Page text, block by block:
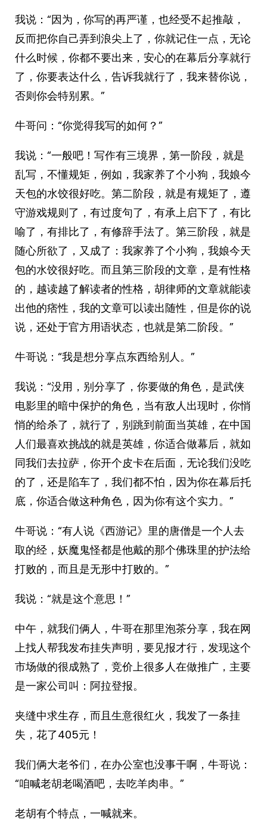
我说：“因为，你写的再严谨，也经受不起推敲，
反而把你自己弄到浪尖上了，你就记住一点，无论
什么时候，你都不要出来，安心的在幕后分享就行
了，你要表达什么，告诉我就行了，我来替你说，
否则你会特别累。”
牛哥问：“你觉得我写的如何？”
我说：“一般吧！写作有三境界，第一阶段，就是
乱写，不懂规矩，例如，我家养了个小狗，我娘今
天包的水饺很好吃。第二阶段，就是有规矩了，遵
守游戏规则了，有过度句了，有承上启下了，有比
喻了，有排比了，有修辞手法了。第三阶段，就是
随心所欲了，又成了：我家养了个小狗，我娘今天
包的水饺很好吃。而且第三阶段的文章，是有性格
的，越读越了解读者的性格，胡律师的文章就能读
出他的痞性，我的文章可以读出随性，但是你的说
说，还处于官方用语状态，也就是第二阶段。”
牛哥说：“我是想分享点东西给别人。”
我说：“没用，别分享了，你要做的角色，是武侠
电影里的暗中保护的角色，当有敌人出现时，你悄
悄的给杀了，就行了，别跳到前面当英雄，在中国
人们最喜欢挑战的就是英雄，你适合做幕后，就如
同我们去拉萨，你开个皮卡在后面，无论我们没吃
的了，还是陷车了，我们都不怕，因为你在幕后托
底，你适合做这种角色，因为你有这个实力。”
牛哥说：“有人说《西游记》里的唐僧是一个人去
取的经，妖魔鬼怪都是他戴的那个佛珠里的护法给
打败的，而且是无形中打败的。”
我说：“就是这个意思！”
中午，就我们俩人，牛哥在那里泡茶分享，我在网
上找人帮我发布挂失声明，要见报才行，发现这个
市场做的很成熟了，竞价上很多人在做推广，主要
是一家公司叫：阿拉登报。
夹缝中求生存，而且生意很红火，我发了一条挂
失，花了405元！
我们俩大老爷们，在办公室也没事干啊，牛哥说：
“咱喊老胡老喝酒吧，去吃羊肉串。”
老胡有个特点，一喊就来。